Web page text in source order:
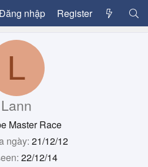
nhập Register
L
Lann
Master Race
ngày 21/12/12
22/12/14